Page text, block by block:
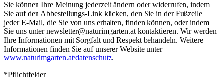
Sie können Ihre Meinung jederzeit ändern oder widerrufen, indem
Sie auf den Abbestellungs-Link klicken, den Sie in der Fußzeile
jeder E-Mail, die Sie von uns erhalten, finden können, oder indem
Sie uns unter newsletter@naturimgarten.at kontaktieren. Wir werden
Ihre Informationen mit Sorgfalt und Respekt behandeln. Weitere
Informationen finden Sie auf unserer Website unter
www.naturimgarten.at/datenschutz.
*Pflichtfelder